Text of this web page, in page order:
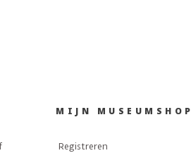
MIJN MUSEUMSHOP
Registreren